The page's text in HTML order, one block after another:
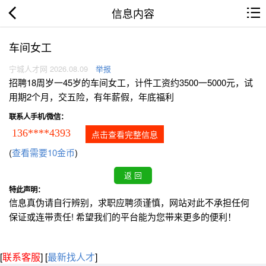
信息内容
车间女工
宁城人才网 2026.08.09 举报
招聘18周岁一45岁的车间女工，计件工资约3500一5000元，试
用期2个月，交五险，有年薪假，年底福利
联系人手机/微信：
136****4393 点击查看完整信息
(查看需要10金币)
特此声明：
信息真伪请自行辨别，求职应聘须谨慎，网站对此不承担任何
保证或连带责任! 希望我们的平台能为您带来更多的便利！
[联系客服] [最新找人才]